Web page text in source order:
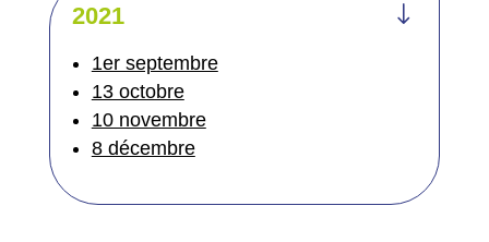
2021 "
1er septembre
13 octobre
10 novembre
8 décembre